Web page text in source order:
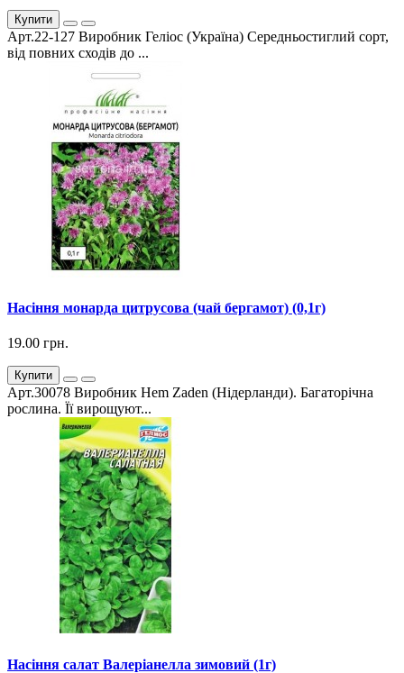
Купити
Арт.22-127 Виробник Геліос (Україна) Середньостиглий сорт,
від повних сходів до ...
Насіння монарда цитрусова (чай бергамот) (0,1г)
19.00 грн.
Купити
Арт.30078 Виробник Hem Zaden (Нідерланди). Багаторічна
рослина. Її вирощуют...
Насіння салат Валеріанелла зимовий (1г)